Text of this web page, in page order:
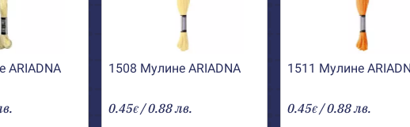
АRIADNA 1508 Мулине АRIADNA
0.45€/ 0.88 лв.
1511 Мулине
0.45€ / 0.88 лв.